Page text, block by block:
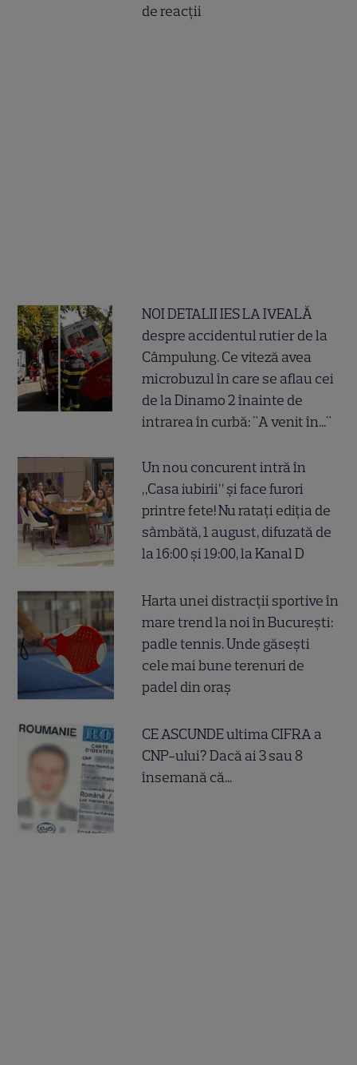
de reacții
NOI DETALII IES LA IVEALĂ
despre accidentul rutier de la
Câmpulung. Ce viteză avea
microbuzul în care se aflau cei
de la Dinamo 2 înainte de
intrarea în curbă: "A venit în..."
Un nou concurent intră în
„Casa iubirii” și face furori
printre fete! Nu ratați ediția de
sâmbătă, 1 august, difuzată de
la 16:00 și 19:00, la Kanal D
Harta unei distracții sportive în
mare trend la noi în București:
padle tennis. Unde găsești
cele mai bune terenuri de
padel din oraș
CE ASCUNDE ultima CIFRA a
CNP-ului? Dacă ai 3 sau 8
însemană că...